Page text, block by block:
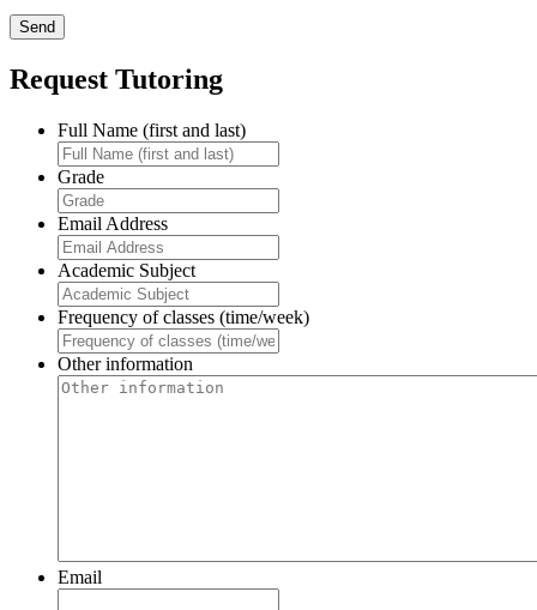
Request Tutoring
Full Name (first and last)
Grade
Email Address
Academic Subject
Frequency of classes (time/week)
Other information
Email